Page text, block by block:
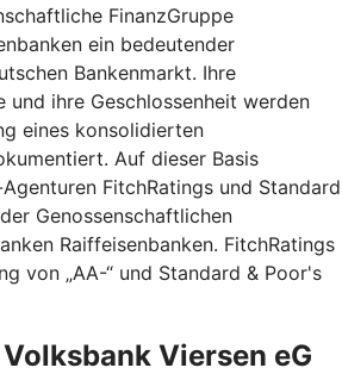
FinanzGruppe
ein bedeutender
Bankenmarkt. Ihre
ihre Geschlossenheit werden
eines konsolidierten
Auf dieser Basis
FitchRatings und Standard
Genossenschaftlichen
Raiffeisenbanken. FitchRatings
von „AA-“ und Standard & Poor's
Viersen eG